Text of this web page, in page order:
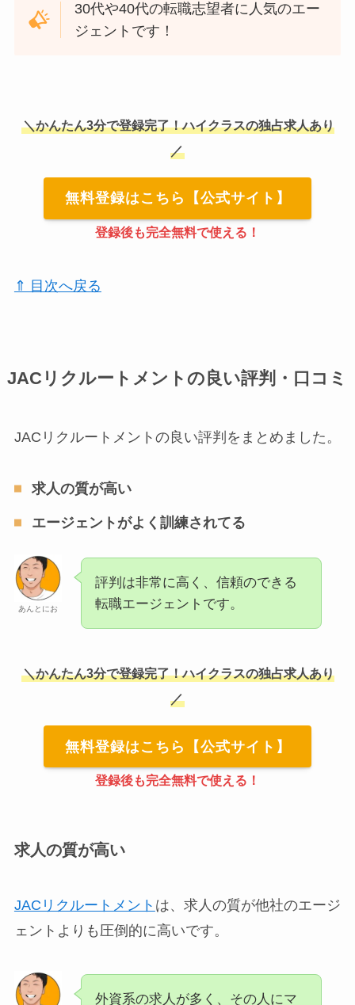
30代や40代の転職志望者に人気のエー
ジェントです！
＼かんたん3分で登録完了！ハイクラスの独占求人あり
／
無料登録はこちら【公式サイト】
登録後も完全無料で使える！
⇑ 目次へ戻る
JACリクルートメントの良い評判・口コミ
JACリクルートメントの良い評判をまとめました。
求人の質が高い
エージェントがよく訓練されてる
あんとにお
評判は非常に高く、信頼のできる
転職エージェントです。
＼かんたん3分で登録完了！ハイクラスの独占求人あり
／
無料登録はこちら【公式サイト】
登録後も完全無料で使える！
求人の質が高い
JACリクルートメント は、求人の質が他社のエージ
ェントよりも圧倒的に高いです。
外資系の求人が多く、その人にマ